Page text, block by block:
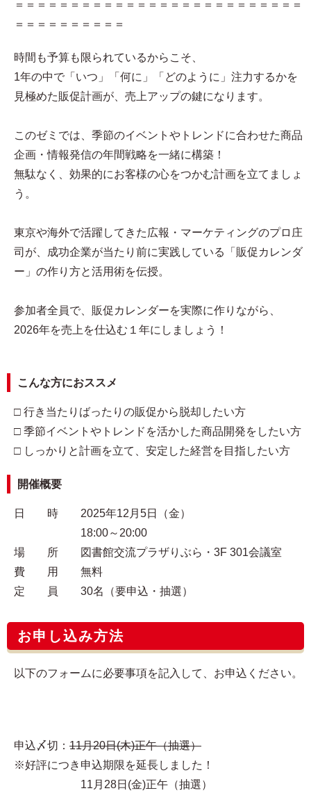
＝＝＝＝＝＝＝＝＝＝＝＝＝＝＝＝＝＝＝＝＝＝＝＝＝＝
＝＝＝＝＝＝＝＝＝＝
時間も予算も限られているからこそ、
1年の中で「いつ」「何に」「どのように」注力するかを
見極めた販促計画が、売上アップの鍵になります。
このゼミでは、季節のイベントやトレンドに合わせた商品
企画・情報発信の年間戦略を一緒に構築！
無駄なく、効果的にお客様の心をつかむ計画を立てましょ
う。
東京や海外で活躍してきた広報・マーケティングのプロ庄
司が、成功企業が当たり前に実践している「販促カレンダ
ー」の作り方と活用術を伝授。
参加者全員で、販促カレンダーを実際に作りながら、
2026年を売上を仕込む１年にしましょう！
こんな方におススメ
□ 行き当たりばったりの販促から脱却したい方
□ 季節イベントやトレンドを活かした商品開発をしたい方
□ しっかりと計画を立て、安定した経営を目指したい方
開催概要
日 時 2025年12月5日（金）
18:00～20:00
場 所 図書館交流プラザりぶら・3F 301会議室
費 用 無料
定 員 30名（要申込・抽選）
お申し込み方法
以下のフォームに必要事項を記入して、お申込ください。
申込〆切： 11月20日(木)正午（抽選）
※好評につき申込期限を延長しました！
11月28日(金)正午（抽選）